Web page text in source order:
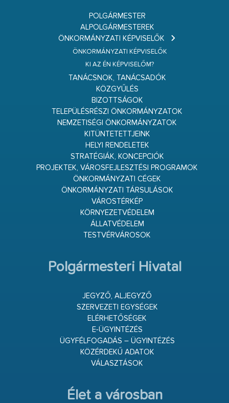
POLGÁRMESTER
ALPOLGÁRMESTEREK
ÖNKORMÁNYZATI KÉPVISELŐK
ÖNKORMÁNYZATI KÉPVISELŐK
KI AZ ÉN KÉPVISELŐM?
TANÁCSNOK, TANÁCSADÓK
KÖZGYŰLÉS
BIZOTTSÁGOK
TELEPÜLÉSRÉSZI ÖNKORMÁNYZATOK
NEMZETISÉGI ÖNKORMÁNYZATOK
KITÜNTETETTJEINK
HELYI RENDELETEK
STRATÉGIÁK, KONCEPCIÓK
PROJEKTEK, VÁROSFEJLESZTÉSI PROGRAMOK
ÖNKORMÁNYZATI CÉGEK
ÖNKORMÁNYZATI TÁRSULÁSOK
VÁROSTÉRKÉP
KÖRNYEZETVÉDELEM
ÁLLATVÉDELEM
TESTVÉRVÁROSOK
Polgármesteri Hivatal
JEGYZŐ, ALJEGYZŐ
SZERVEZETI EGYSÉGEK
ELÉRHETŐSÉGEK
E-ÜGYINTÉZÉS
ÜGYFÉLFOGADÁS – ÜGYINTÉZÉS
KÖZÉRDEKŰ ADATOK
VÁLASZTÁSOK
Élet a városban